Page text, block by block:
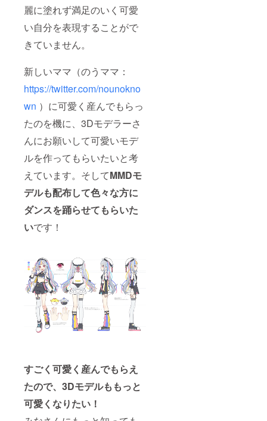
麗に塗れず満足のいく可愛
い自分を表現することがで
きていません。
新しいママ（のうママ：
https://twitter.com/nounokno
wn ）に可愛く産んでもらっ
たのを機に、3Dモデラーさ
んにお願いして可愛いモデ
ルを作ってもらいたいと考
えています。そしてMMDモ
デルも配布して色々な方に
ダンスを踊らせてもらいた
いです！
すごく可愛く産んでもらえ
たので、3Dモデルももっと
可愛くなりたい！